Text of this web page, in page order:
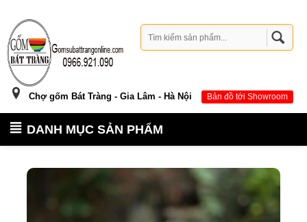
Chợ gốm Bát Tràng - Gia Lâm - Hà Nội Bản đồ tới Showroom
DANH MỤC SẢN PHẨM